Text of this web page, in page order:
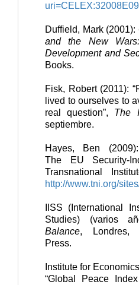
Duffield, Mark (2001):
and the New
Development and
Books.
Fisk, Robert (2011):
lived to ourselves to
real question”, The
septiembre.
Hayes, Ben (2009):
The EU Security-
Transnational
http://www.tni.org/
IISS (International
Studies) (varios
Balance, Londres,
Press.
Institute for
“Global Peace